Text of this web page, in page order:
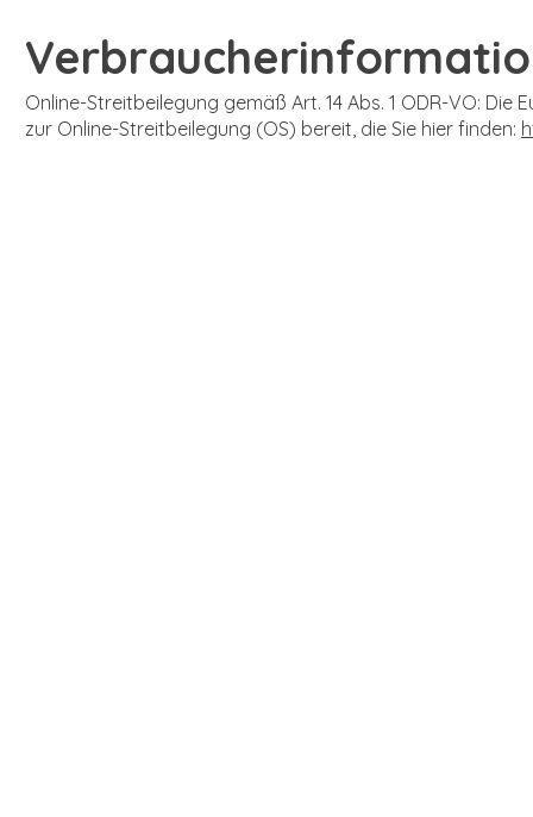
Online-Streitbeilegung gemäß Art. 14 Abs. 1 ODR-VO:
zur Online-Streitbeilegung (OS) bereit, die Sie hier finden: